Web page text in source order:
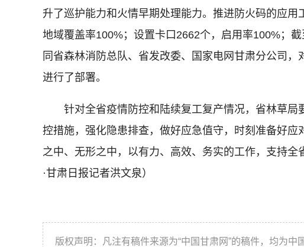
升了巡护能力和火情早期处理能力。推进防火码的应用
地域覆盖率100%；设置卡口2662个，启用率100%；
同省森林消防总队、省发改委、国家电网甘肃分公司
进行了部署。
针对全省疫情防控和陆续复工复产情况，省林草局
控措施，强化隐患排查，做好应急值守，时刻准备好
之中、无形之中，以有力、高效、务实的工作，支持
·甘肃日报记者洪文泉）
版权声明：凡注有稿件来源为“中国甘肃网”的稿件，均为